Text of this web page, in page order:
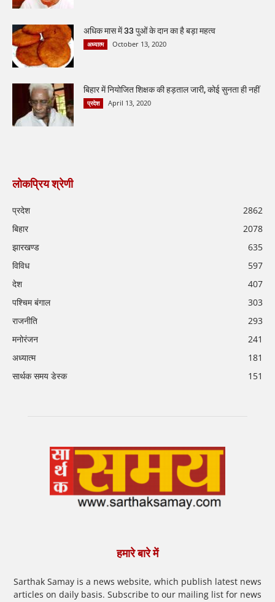
अधिक मास में 33 पुओं के दान का है बड़ा महत्व
अध्यात्म October 13, 2020
बिहार में नियोजित शिक्षक की हड़ताल जारी, कोई सुनता ही नहीं
प्रदेश April 13, 2020
लोकप्रिय श्रेणी
प्रदेश
2862
बिहार
2078
झारखण्ड
635
विविध
597
देश
407
पश्चिम बंगाल
303
राजनीति
293
मनोरंजन
241
अध्यात्म
181
सार्थक समय डेस्क
151
हमारे बारे में
Sarthak Samay is a news website, which publish latest news
articles on daily basis. Subscribe to our mailing list for news